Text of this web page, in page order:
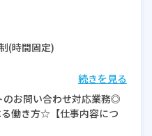
(時間固定)
続きを見る
のお問い合わせ対応業務◎
働き方☆【仕事内容につ